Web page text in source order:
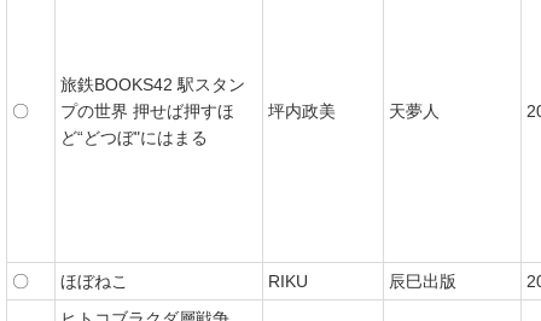
〇
旅鉄BOOKS42 駅スタン
プの世界 押せば押すほ
ど“どつぼ"にはまる
坪内政美 天夢人
〇 ほぼねこ RIKU 辰巳出版